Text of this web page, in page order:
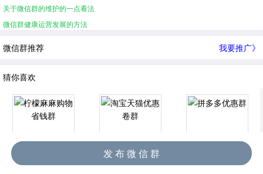
关于微信群的维护的一点看法
微信群健康运营发展的方法
微信群推荐 我要推广》
猜你喜欢
柠檬麻麻购物省钱群 淘宝天猫优惠卷群 拼多多优惠群
发 布 微 信 群